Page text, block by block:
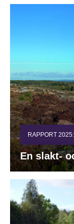
RAPPORT
En slakt-